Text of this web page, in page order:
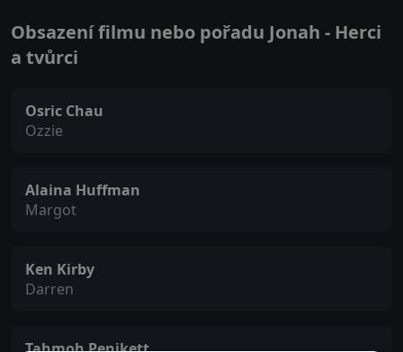
Obsazení filmu nebo pořadu Jonah - Herci
a tvůrci
Osric Chau
Ozzie
Alaina Huffman
Margot
Ken Kirby
Darren